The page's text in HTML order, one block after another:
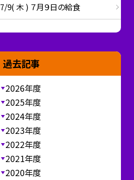
7/9( 木 ) ７月９日の給食
過去記事
2026年度
2025年度
2024年度
2023年度
2022年度
2021年度
2020年度